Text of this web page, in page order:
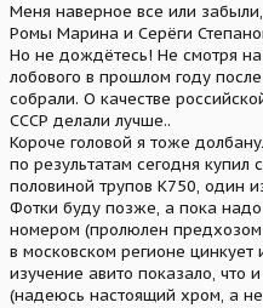
Меня наверное все или
Ромы Марина и Серёги
Но не дождётесь! Не смотря
лобового в прошлом году
собрали. О качестве
СССР делали лучше..
Короче головой я тоже
по результатам сегодня купил
половиной трупов К750, один
Фотки буду позже, а пока
номером (пролюлен
в московском регионе цинкует
изучение авито показало, что
(надеюсь настоящий хром, а